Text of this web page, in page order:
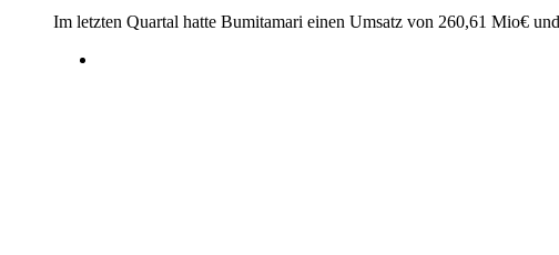
Im letzten Quartal hatte Bumitamari einen Umsatz von 260,61 Mio€